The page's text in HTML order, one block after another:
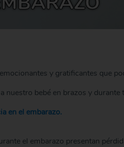
y gratificantes que
nuestro bebé en brazos y
en el embarazo.
el embarazo presentan